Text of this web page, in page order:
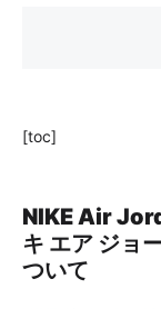
[toc]
NIKE Air
キ エア ジョ
ついて